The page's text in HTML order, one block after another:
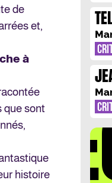
de
et,
à
que sont
histoire